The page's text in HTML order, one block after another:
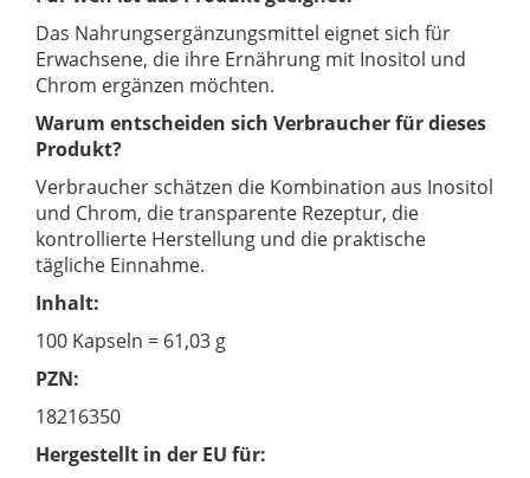
Das Nahrungsergänzungsmittel eignet sich für
Erwachsene, die ihre Ernährung mit Inositol und
Chrom ergänzen möchten.
Warum entscheiden sich Verbraucher für dieses
Produkt?
Verbraucher schätzen die Kombination aus Inositol
und Chrom, die transparente Rezeptur, die
kontrollierte Herstellung und die praktische
tägliche Einnahme.
Inhalt:
100 Kapseln = 61,03 g
PZN:
18216350
Hergestellt in der EU für: